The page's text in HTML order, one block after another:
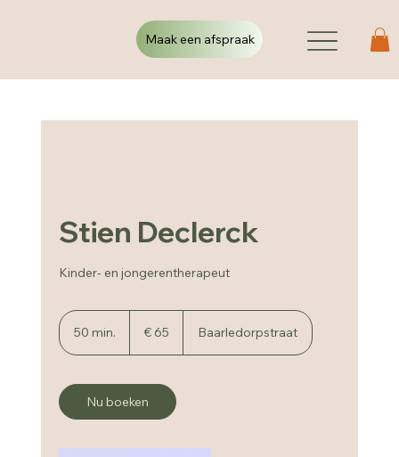
Maak een afspraak
Stien Declerck
Kinder- en jongerentherapeut
50 min.
.
€ 65 Baarledorpstraat
Nu boeken